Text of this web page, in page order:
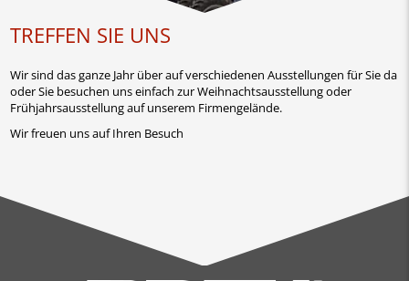
TREFFEN SIE UNS
Wir sind das ganze Jahr über auf verschiedenen Ausstellungen für Sie da
oder Sie besuchen uns einfach zur Weihnachtsausstellung oder
Frühjahrsausstellung auf unserem Firmengelände.
Wir freuen uns auf Ihren Besuch